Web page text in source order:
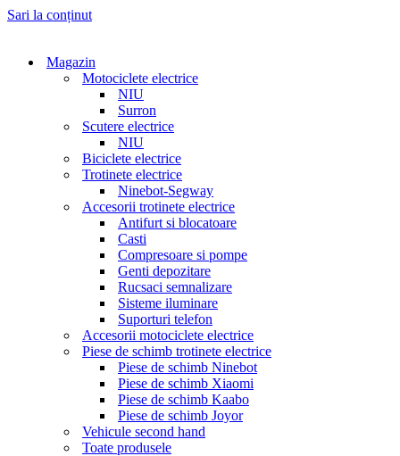
Sari la conținut
Magazin
Motociclete electrice
NIU
Surron
Scutere electrice
NIU
Biciclete electrice
Trotinete electrice
Ninebot-Segway
Accesorii trotinete electrice
Antifurt si blocatoare
Casti
Compresoare si pompe
Genti depozitare
Rucsaci semnalizare
Sisteme iluminare
Suporturi telefon
Accesorii motociclete electrice
Piese de schimb trotinete electrice
Piese de schimb Ninebot
Piese de schimb Xiaomi
Piese de schimb Kaabo
Piese de schimb Joyor
Vehicule second hand
Toate produsele